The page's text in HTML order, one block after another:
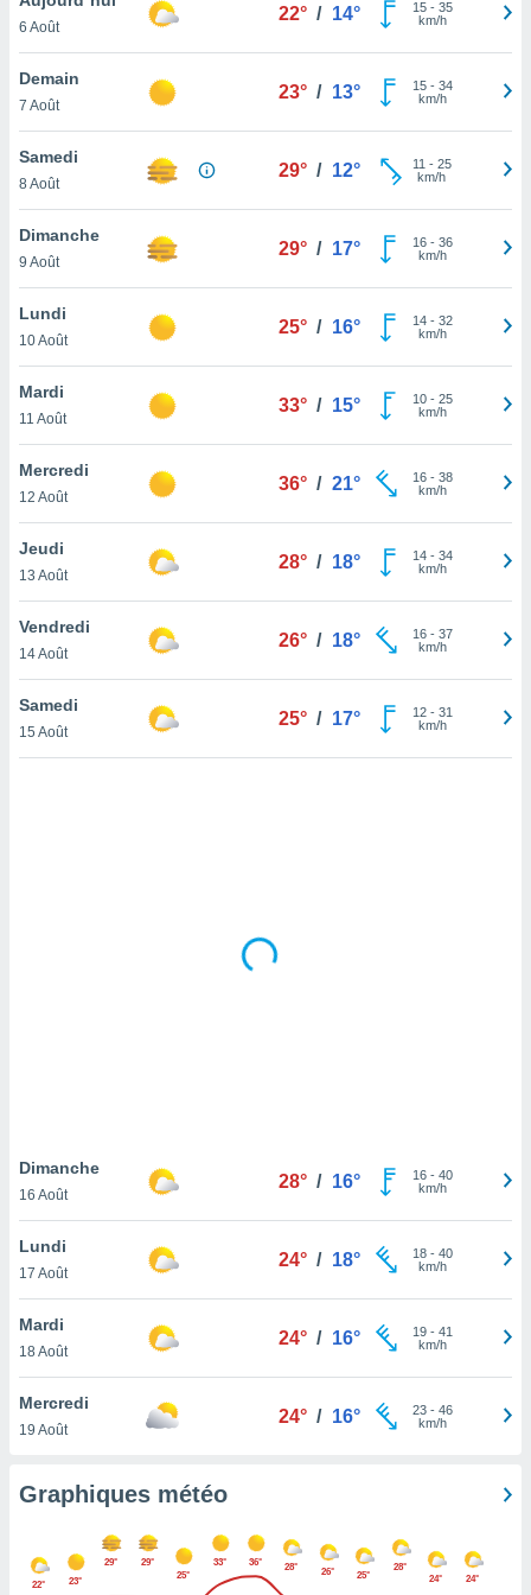
et
»,
au
vous
qu'ils
ou
le
ainsi
un
la
du
en
de
pas
de
à
cas,
que
sur le
ne
6 Août
22° / 14° 15- 35
km/h
Demain
7 Août
23° / 13° 15- 34
km/h
Samedi
8 Août
29° / 12° 11 - 25
km/h
Dimanche
9 Août
29° / 17° 16- 36
km/h
Lundi
10 Août
25° / 16° 14- 32
km/h
Mardi
11 Août
33° / 15° 10- 25
km/h
Mercredi
12 Août
36° / 21° 16- 38
km/h
Jeudi
13 Août
28° / 18° 14- 34
km/h
Vendredi
14 Août
26° / 18° 16- 37
km/h
Samedi
15 Août
25° / 17° 12- 31
km/h
Dimanche
16 Août
28° / 16° 16- 40
km/h
Lundi
17 Août
24° / 18° 18- 40
km/h
Mardi
18 Août
24° / 16° 19- 41
km/h
Mercredi
19 Août
24° / 16° 23- 46
km/h
Graphiques météo
22° 23°
29°
29°
25°
33° 36° 28° 26° 25°
28°
24°
24°